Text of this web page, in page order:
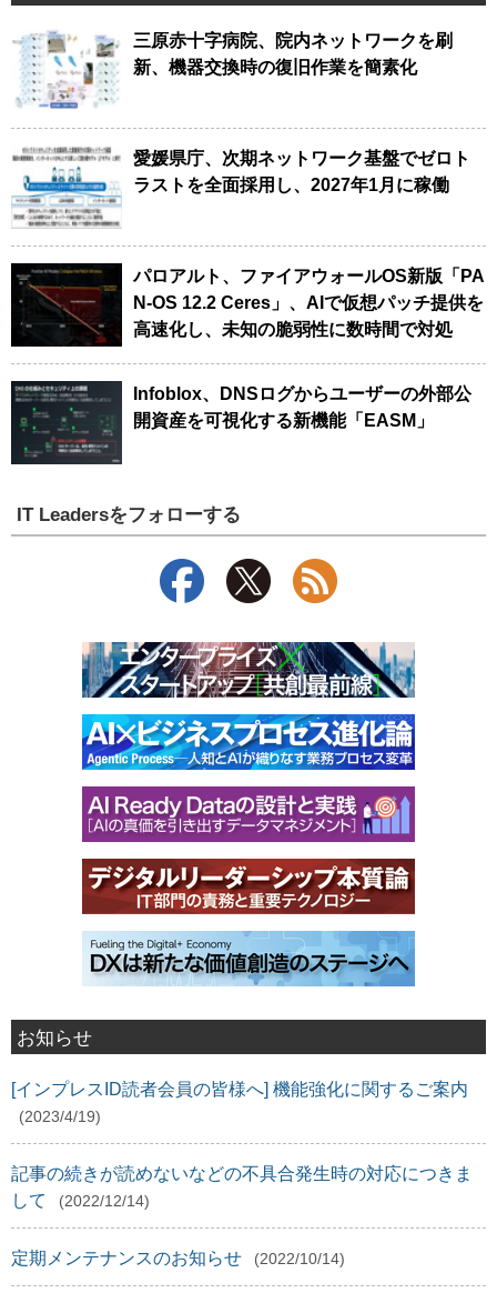
三原赤十字病院、院内ネットワークを刷
新、機器交換時の復旧作業を簡素化
愛媛県庁、次期ネットワーク基盤でゼロト
ラストを全面採用し、2027年1月に稼働
パロアルト、ファイアウォールOS新版「PA
N-OS 12.2 Ceres」、AIで仮想パッチ提供を
高速化し、未知の脆弱性に数時間で対処
Infoblox、DNSログからユーザーの外部公
開資産を可視化する新機能「EASM」
IT Leadersをフォローする
お知らせ
[インプレスID読者会員の皆様へ] 機能強化に関するご案内
(2023/4/19)
記事の続きが読めないなどの不具合発生時の対応につきま
して
(2022/12/14)
定期メンテナンスのお知らせ (2022/10/14)